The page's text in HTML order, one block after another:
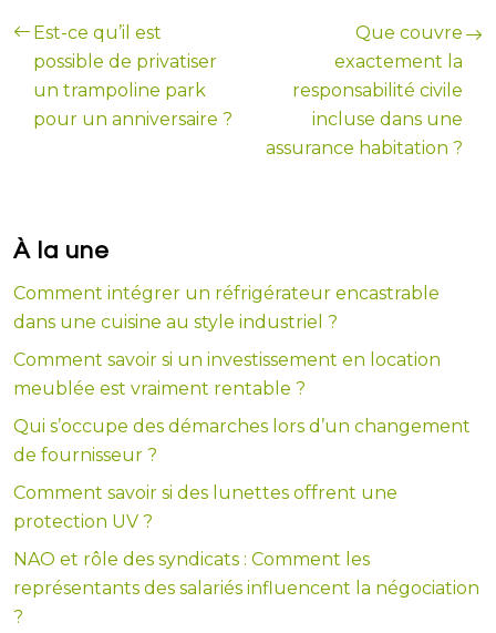
Est-ce qu’il est
possible de privatiser
un trampoline park
pour un anniversaire ?
Que couvre
exactement la
responsabilité civile
incluse dans une
assurance habitation ?
À la une
Comment intégrer un réfrigérateur encastrable
dans une cuisine au style industriel ?
Comment savoir si un investissement en location
meublée est vraiment rentable ?
Qui s’occupe des démarches lors d’un changement
de fournisseur ?
Comment savoir si des lunettes offrent une
protection UV ?
NAO et rôle des syndicats : Comment les
représentants des salariés influencent la négociation
?